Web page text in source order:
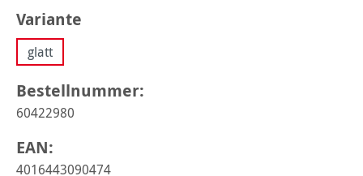
Variante
glatt
Bestellnummer:
60422980
EAN:
4016443090474